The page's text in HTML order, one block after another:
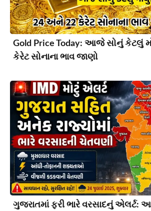
Gold Price Today: આજે સોનું કેટલું
કેરેટ સોનાના ભાવ જાણો
ગુજરાતમાં ફરી ભારે વરસાદનું એલર્ટ: